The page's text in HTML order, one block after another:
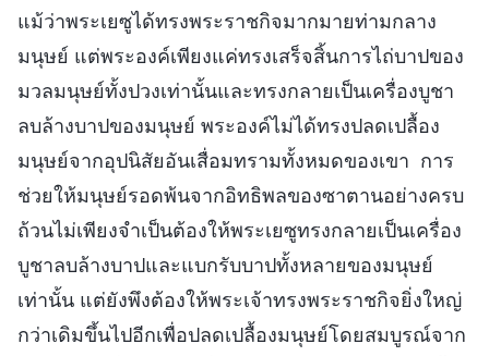
แม้ว่าพระเยซูได้ทรงพระราชกิจมากมายท่ามกลาง
มนุษย์ แต่พระองค์เพียงแค่ทรงเสร็จสิ้นการไถ่บาปของ
มวลมนุษย์ทั้งปวงเท่านั้นและทรงกลายเป็นเครื่องบูชา
ลบล้างบาปของมนุษย์ พระองค์ไม่ได้ทรงปลดเปลื้อง
มนุษย์จากอุปนิสัยอันเสื่อมทรามทั้งหมดของเขา การ
ช่วยให้มนุษย์รอดพ้นจากอิทธิพลของซาตานอย่างครบ
ถ้วนไม่เพียงจำเป็นต้องให้พระเยซูทรงกลายเป็นเครื่อง
บูชาลบล้างบาปและแบกรับบาปทั้งหลายของมนุษย์
เท่านั้น แต่ยังพึงต้องให้พระเจ้าทรงพระราชกิจยิ่งใหญ่
กว่าเดิมขึ้นไปอีกเพื่อปลดเปลื้องมนุษย์โดยสมบูรณ์จาก